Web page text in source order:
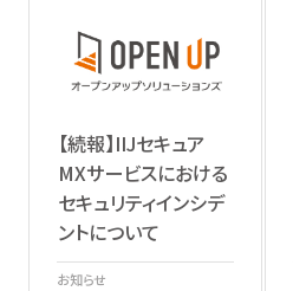
【続報】IIJセキュア
MXサービスにおける
セキュリティインシデ
ントについて
お知らせ